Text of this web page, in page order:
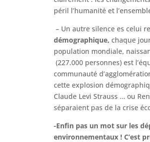
péril l’humanité et
– Un autre silence es celui
démographique, chaque
population mondiale,
(227.000 personnes) est
communauté
cette explosion
Claude Levi Strauss … ou
séparaient pas de la crise
-Enfin pas un mot sur les
environnementaux ! C’est